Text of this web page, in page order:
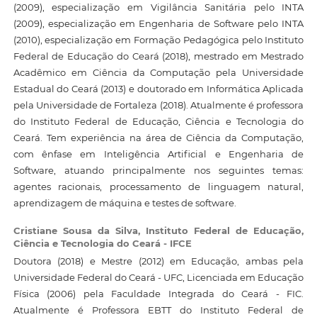
(2009), especialização em Vigilância Sanitária pelo INTA
(2009), especialização em Engenharia de Software pelo INTA
(2010), especialização em Formação Pedagógica pelo Instituto
Federal de Educação do Ceará (2018), mestrado em Mestrado
Acadêmico em Ciência da Computação pela Universidade
Estadual do Ceará (2013) e doutorado em Informática Aplicada
pela Universidade de Fortaleza (2018). Atualmente é professora
do Instituto Federal de Educação, Ciência e Tecnologia do
Ceará. Tem experiência na área de Ciência da Computação,
com ênfase em Inteligência Artificial e Engenharia de
Software, atuando principalmente nos seguintes temas:
agentes racionais, processamento de linguagem natural,
aprendizagem de máquina e testes de software.
Cristiane Sousa da Silva, Instituto Federal de Educação,
Ciência e Tecnologia do Ceará - IFCE
Doutora (2018) e Mestre (2012) em Educação, ambas pela
Universidade Federal do Ceará - UFC, Licenciada em Educação
Física (2006) pela Faculdade Integrada do Ceará - FIC.
Atualmente é Professora EBTT do Instituto Federal de